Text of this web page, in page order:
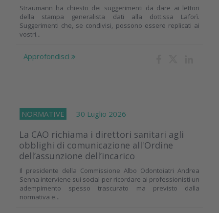
Straumann ha chiesto dei suggerimenti da dare ai lettori
della stampa generalista dati alla dott.ssa Laforì.
Suggerimenti che, se condivisi, possono essere replicati ai
vostri...
Approfondisci
NORMATIVE 30 Luglio 2026
La CAO richiama i direttori sanitari agli
obblighi di comunicazione all'Ordine
dell’assunzione dell’incarico
Il presidente della Commissione Albo Odontoiatri Andrea
Senna interviene sui social per ricordare ai professionisti un
adempimento spesso trascurato ma previsto dalla
normativa e...